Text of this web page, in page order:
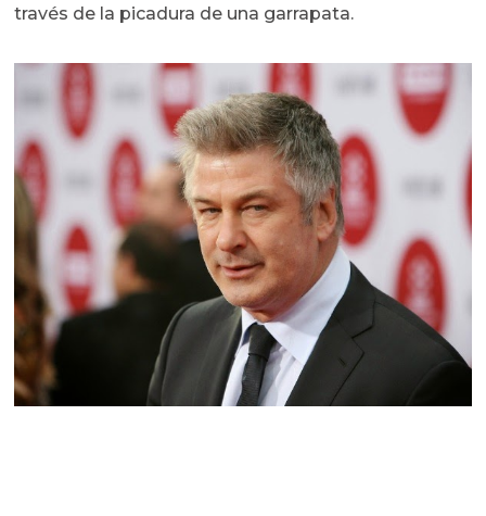
través de la picadura de una garrapata.